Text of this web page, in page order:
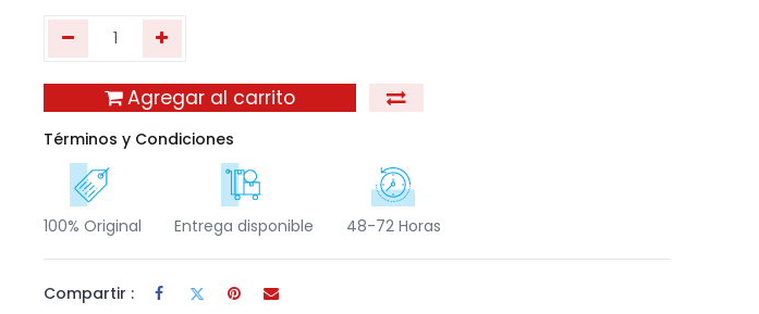
Agregar al carrito
Términos y Condiciones
100% Original Entrega disponible 48-72 Horas
Compartir :